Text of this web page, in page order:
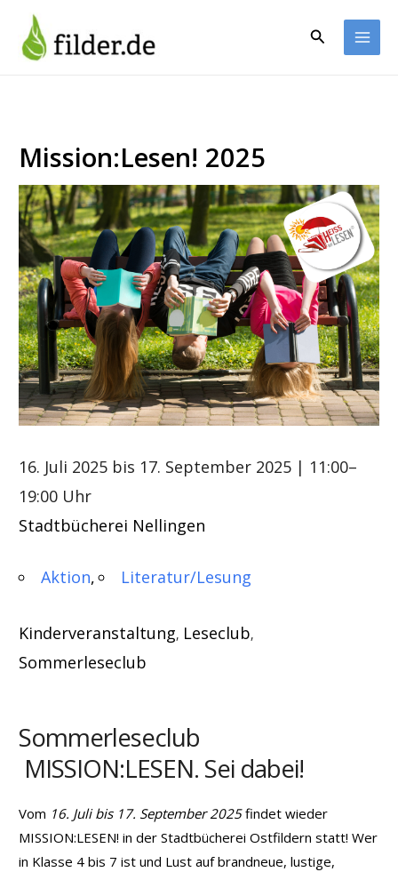
Inhalt
springen
Suchen
Mission:Lesen! 2025
16. Juli 2025 bis 17. September 2025 | 11:00–
19:00 Uhr
Stadtbücherei Nellingen
Aktion Literatur/Lesung
Kinderveranstaltung, Leseclub,
Sommerleseclub
Sommerleseclub
MISSION:LESEN. Sei dabei!
Vom 16. Juli bis 17. September 2025findet wieder
MISSION:LESEN! in der Stadtbücherei Ostfildern statt! Wer
in Klasse 4 bis 7 ist und Lust auf brandneue, lustige,